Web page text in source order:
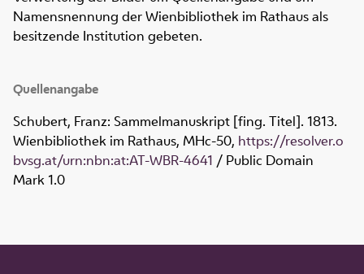
Namensnennung der Wienbibliothek im Rathaus als
besitzende Institution gebeten.
Quellenangabe
Schubert, Franz: Sammelmanuskript [fing. Titel]. 1813.
Wienbibliothek im Rathaus, MHc-50, https://resolver.o
bvsg.at/urn:nbn:at:AT-WBR-4641 / Public Domain
Mark 1.0